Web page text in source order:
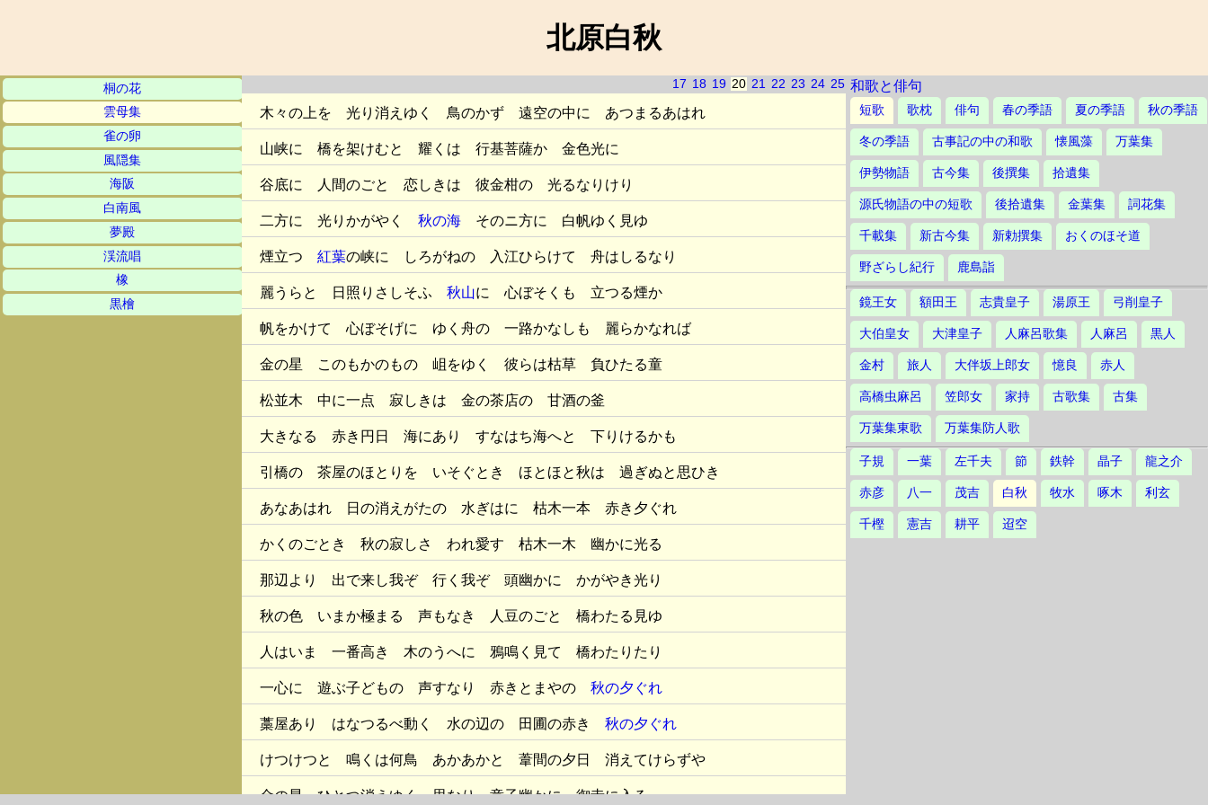
北原白秋
桐の花
雲母集
雀の卵
風隠集
海阪
白南風
夢殿
渓流唱
橡
黒檜
17 18 19 20 21 22 23 24 25
木々の上を 光り消えゆく 鳥のかず 遠空の中に あつまるあはれ
山峡に 橋を架けむと 耀くは 行基菩薩か 金色光に
谷底に 人間のごと 恋しきは 彼金柑の 光るなりけり
二方に 光りかがやく 秋の海そのニ方に 白帆ゆく見ゆ
煙立つ 紅葉の峡に しろがねの 入江ひらけて 舟はしるなり
麗うらと 日照りさしそふ 秋山に 心ぼそくも 立つる煙か
帆をかけて 心ぼそげに ゆく舟の 一路かなしも 麗らかなれば
金の星 このもかのもの 岨をゆく 彼らは枯草 負ひたる童
松並木 中に一点 寂しきは 金の茶店の 甘酒の釜
大きなる 赤き円日 海にあり すなはち海へと 下りけるかも
引橋の 茶屋のほとりを いそぐとき ほとほと秋は 過ぎぬと思ひき
あなあはれ 日の消えがたの 水ぎはに 枯木一本 赤き夕ぐれ
かくのごとき 秋の寂しさ われ愛す 枯木一木 幽かに光る
那辺より 出で来し我ぞ 行く我ぞ 頭幽かに かがやき光り
秋の色 いまか極まる 声もなき 人豆のごと 橋わたる見ゆ
人はいま 一番高き 木のうへに 鴉鳴く見て 橋わたりたり
一心に 遊ぶ子どもの 声すなり 赤きとまやの 秋の夕ぐれ
藁屋あり はなつるべ動く 水の辺の 田圃の赤き 秋の夕ぐれ
けつけつと 鳴くは何鳥 あかあかと 葦間の夕日 消えてけらずや
金の星 ひとつ消えゆく 思なり 童子幽かに 御寺に入る
和歌と俳句
短歌 歌枕 俳句 春の季語 夏の季語 秋の季語
冬の季語 古事記の中の和歌 懐風藻 万葉集
伊勢物語 古今集 後撰集 拾遺集
源氏物語の中の短歌 後拾遺集 金葉集 詞花集
千載集 新古今集 新勅撰集 おくのほそ道
野ざらし紀行 鹿島詣
鏡王女 額田王 志貴皇子 湯原王 弓削皇子
大伯皇女 大津皇子 人麻呂歌集 人麻呂 黒人
金村 旅人 大伴坂上郎女 憶良 赤人
高橋虫麻呂 笠郎女 家持 古歌集 古集
万葉集東歌 万葉集防人歌
子規 一葉 左千夫 節 鉄幹 晶子 龍之介
赤彦 八一 茂吉 白秋 牧水 啄木 利玄
千樫 憲吉 耕平 迢空